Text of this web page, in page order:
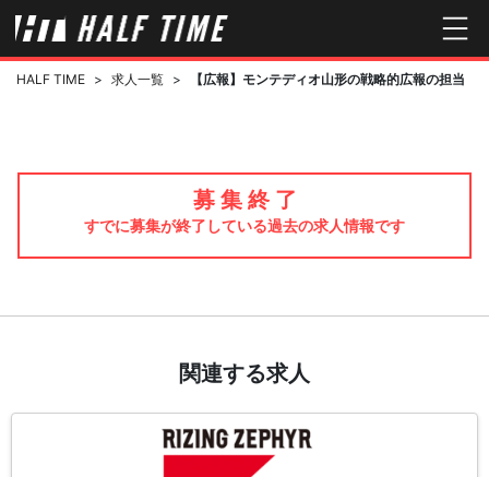
HALF TIME > 求人一覧 > 【広報】モンテディオ山形の戦略的広報の担当
募 集 終 了
すでに募集が終了している過去の求人情報です
関連する求人